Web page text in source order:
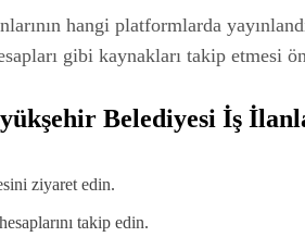
hangi platformlarda
gibi kaynakları takip etmesi
Belediyesi İş
ziyaret edin.
takip edin.